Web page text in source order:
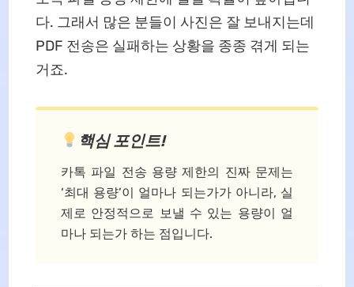
다. 그래서 많은 분들이 사진은 잘 보내지는데
PDF 전송은 실패하는 상황을 종종 겪게 되는
거죠.
핵심 포인트!
카톡 파일 전송 용량 제한의 진짜 문제는
‘최대 용량’이 얼마나 되는가가 아니라, 실
제로 안정적으로 보낼 수 있는 용량이 얼
마나 되는가 하는 점입니다.